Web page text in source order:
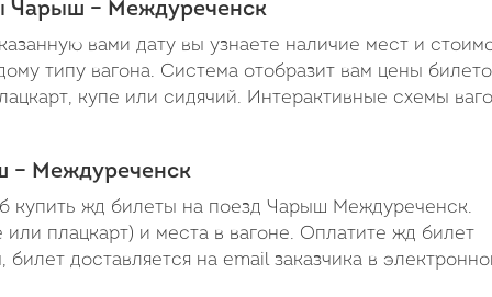
Чарыш – Междуреченск
вами дату вы узнаете наличие мест и
типу вагона. Система отобразит вам цены
купе или сидячий. Интерактивные схемы
– Междуреченск
купить жд билеты на поезд Чарыш Междуреченск.
плацкарт) и места в вагоне. Оплатите жд билет
доставляется на email заказчика в